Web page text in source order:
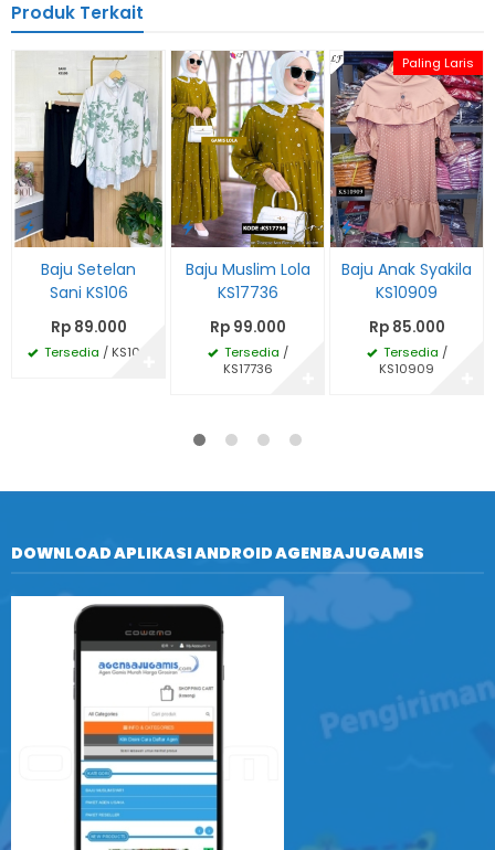
Produk Terkait
Baju Setelan
Sani KS106
Rp 89.000
Tersedia / KS106
Baju Muslim Lola
KS17736
Rp 99.000
Tersedia /
KS17736
Paling Laris
Baju Anak Syakila
KS10909
Rp 85.000
Tersedia /
KS10909
DOWNLOAD APLIKASI ANDROID AGENBAJUGAMIS